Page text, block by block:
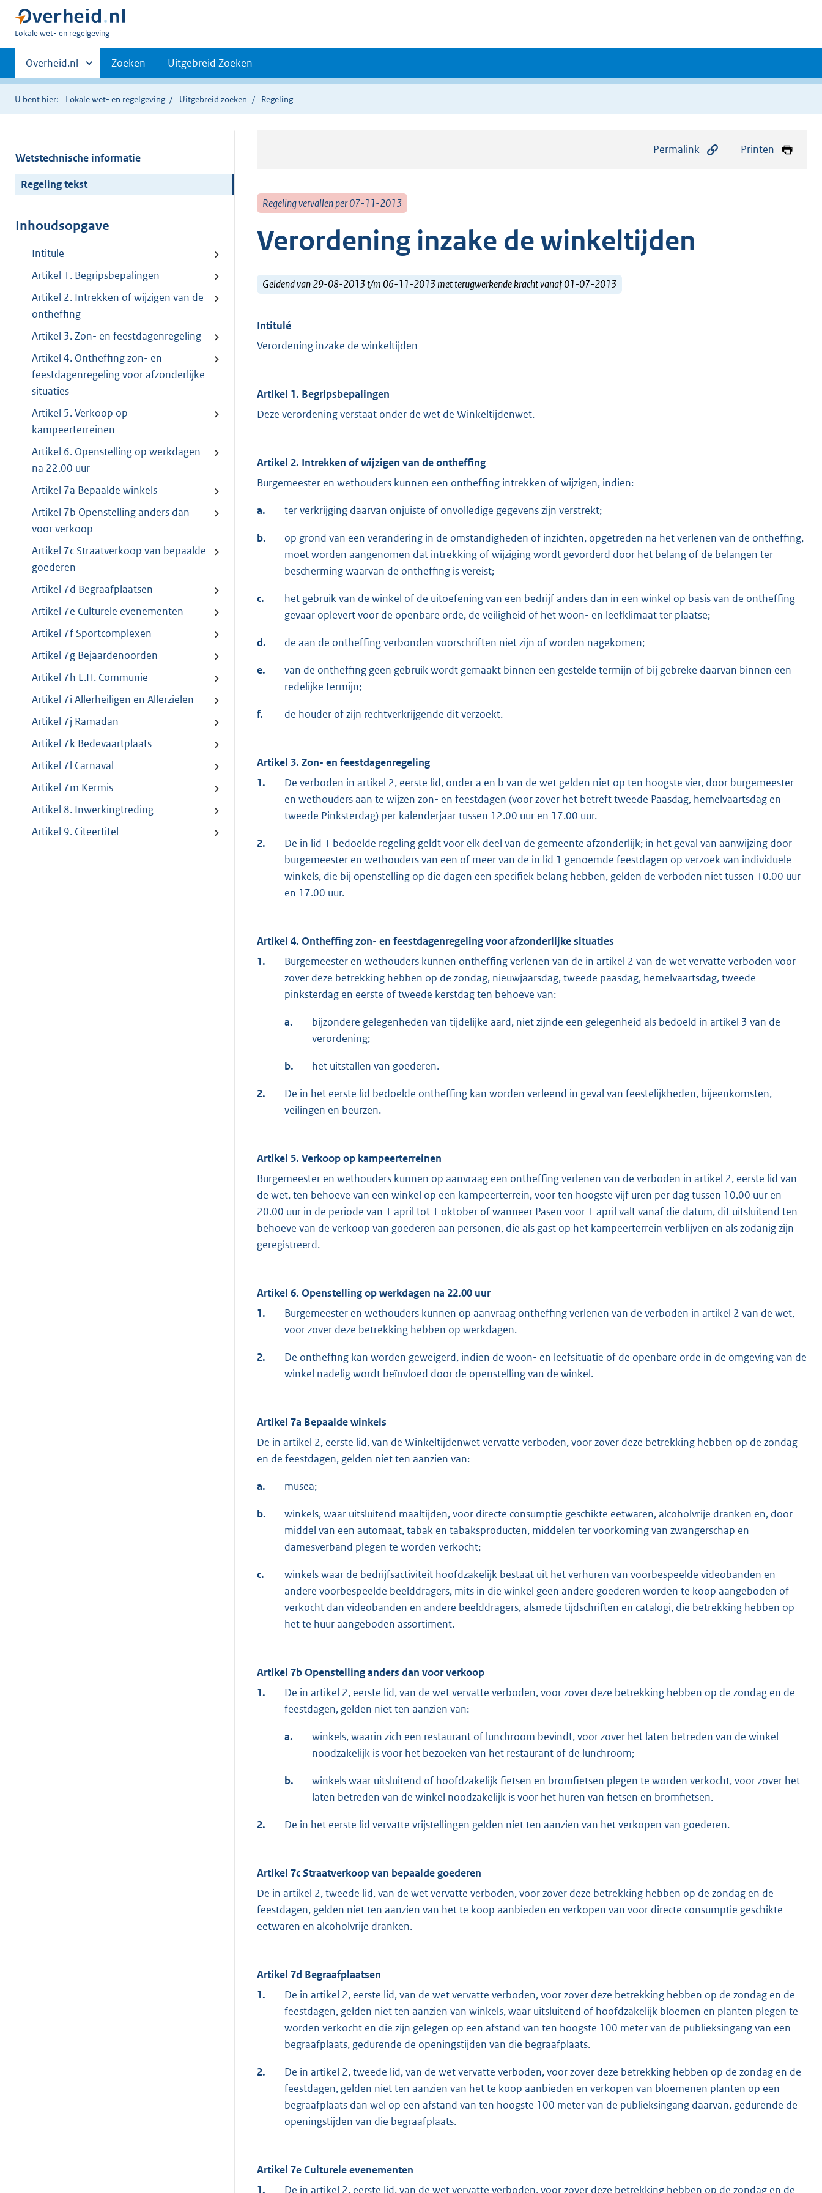
U
hier:
Lokale wet- en regelgeving
Primaire
navigatie
Andere
sites
binnen
Overheid.nl Zoeken Uitgebreid Zoeken
U bent hier: Lokale wet- en regelgeving Uitgebreid zoeken Regeling
Wetstechnische informatie
Regeling tekst
Inhoudsopgave
Intitule
Artikel 1. Begripsbepalingen
Artikel 2. Intrekken of wijzigen van de
ontheffing
Artikel 3. Zon- en feestdagenregeling
Artikel 4. Ontheffing zon- en
feestdagenregeling voor afzonderlijke
situaties
Artikel 5. Verkoop op
kampeerterreinen
Artikel 6. Openstelling op werkdagen
na 22.00 uur
Artikel 7a Bepaalde winkels
Artikel 7b Openstelling anders dan
voor verkoop
Artikel 7c Straatverkoop van bepaalde
goederen
Artikel 7d Begraafplaatsen
Artikel 7e Culturele evenementen
Artikel 7f Sportcomplexen
Artikel 7g Bejaardenoorden
Artikel 7h E.H. Communie
Artikel 7i Allerheiligen en Allerzielen
Artikel 7j Ramadan
Artikel 7k Bedevaartplaats
Artikel 7l Carnaval
Artikel 7m Kermis
Artikel 8. Inwerkingtreding
Artikel 9. Citeertitel
Permalink Printen
Regeling vervallen per 07-11-2013
Verordening inzake de winkeltijden
Geldend van 29-08-2013 t/m 06-11-2013 met terugwerkende kracht vanaf 01-07-2013
Intitulé
Verordening inzake de winkeltijden
Artikel 1. Begripsbepalingen
Deze verordening verstaat onder de wet de Winkeltijdenwet.
Artikel 2. Intrekken of wijzigen van de ontheffing
Burgemeester en wethouders kunnen een ontheffing intrekken of wijzigen, indien:
a. ter verkrijging daarvan onjuiste of onvolledige gegevens zijn verstrekt;
b.
op grond van een verandering in de omstandigheden of inzichten, opgetreden na het verlenen van de ontheffing,
moet worden aangenomen dat intrekking of wijziging wordt gevorderd door het belang of de belangen ter
bescherming waarvan de ontheffing is vereist;
c.
het gebruik van de winkel of de uitoefening van een bedrijf anders dan in een winkel op basis van de ontheffing
gevaar oplevert voor de openbare orde, de veiligheid of het woon- en leefklimaat ter plaatse;
d. de aan de ontheffing verbonden voorschriften niet zijn of worden nagekomen;
e.
van de ontheffing geen gebruik wordt gemaakt binnen een gestelde termijn of bij gebreke daarvan binnen een
redelijke termijn;
f. de houder of zijn rechtverkrijgende dit verzoekt.
Artikel 3. Zon- en feestdagenregeling
1.
De verboden in artikel 2, eerste lid, onder a en b van de wet gelden niet op ten hoogste vier, door burgemeester
en wethouders aan te wijzen zon- en feestdagen (voor zover het betreft tweede Paasdag, hemelvaartsdag en
tweede Pinksterdag) per kalenderjaar tussen 12.00 uur en 17.00 uur.
2.
De in lid 1 bedoelde regeling geldt voor elk deel van de gemeente afzonderlijk; in het geval van aanwijzing door
burgemeester en wethouders van een of meer van de in lid 1 genoemde feestdagen op verzoek van individuele
winkels, die bij openstelling op die dagen een specifiek belang hebben, gelden de verboden niet tussen 10.00 uur
en 17.00 uur.
Artikel 4. Ontheffing zon- en feestdagenregeling voor afzonderlijke situaties
1.
Burgemeester en wethouders kunnen ontheffing verlenen van de in artikel 2 van de wet vervatte verboden voor
zover deze betrekking hebben op de zondag, nieuwjaarsdag, tweede paasdag, hemelvaartsdag, tweede
pinksterdag en eerste of tweede kerstdag ten behoeve van:
a.
bijzondere gelegenheden van tijdelijke aard, niet zijnde een gelegenheid als bedoeld in artikel 3 van de
verordening;
b. het uitstallen van goederen.
2.
De in het eerste lid bedoelde ontheffing kan worden verleend in geval van feestelijkheden, bijeenkomsten,
veilingen en beurzen.
Artikel 5. Verkoop op kampeerterreinen
Burgemeester en wethouders kunnen op aanvraag een ontheffing verlenen van de verboden in artikel 2, eerste lid van
de wet, ten behoeve van een winkel op een kampeerterrein, voor ten hoogste vijf uren per dag tussen 10.00 uur en
20.00 uur in de periode van 1 april tot 1 oktober of wanneer Pasen voor 1 april valt vanaf die datum, dit uitsluitend ten
behoeve van de verkoop van goederen aan personen, die als gast op het kampeerterrein verblijven en als zodanig zijn
geregistreerd.
Artikel 6. Openstelling op werkdagen na 22.00 uur
1.
Burgemeester en wethouders kunnen op aanvraag ontheffing verlenen van de verboden in artikel 2 van de wet,
voor zover deze betrekking hebben op werkdagen.
2.
De ontheffing kan worden geweigerd, indien de woon- en leefsituatie of de openbare orde in de omgeving van de
winkel nadelig wordt beïnvloed door de openstelling van de winkel.
Artikel 7a Bepaalde winkels
De in artikel 2, eerste lid, van de Winkeltijdenwet vervatte verboden, voor zover deze betrekking hebben op de zondag
en de feestdagen, gelden niet ten aanzien van:
a. musea;
b.
winkels, waar uitsluitend maaltijden, voor directe consumptie geschikte eetwaren, alcoholvrije dranken en, door
middel van een automaat, tabak en tabaksproducten, middelen ter voorkoming van zwangerschap en
damesverband plegen te worden verkocht;
c.
winkels waar de bedrijfsactiviteit hoofdzakelijk bestaat uit het verhuren van voorbespeelde videobanden en
andere voorbespeelde beelddragers, mits in die winkel geen andere goederen worden te koop aangeboden of
verkocht dan videobanden en andere beelddragers, alsmede tijdschriften en catalogi, die betrekking hebben op
het te huur aangeboden assortiment.
Artikel 7b Openstelling anders dan voor verkoop
1.
De in artikel 2, eerste lid, van de wet vervatte verboden, voor zover deze betrekking hebben op de zondag en de
feestdagen, gelden niet ten aanzien van:
a.
winkels, waarin zich een restaurant of lunchroom bevindt, voor zover het laten betreden van de winkel
noodzakelijk is voor het bezoeken van het restaurant of de lunchroom;
b.
winkels waar uitsluitend of hoofdzakelijk fietsen en bromfietsen plegen te worden verkocht, voor zover het
laten betreden van de winkel noodzakelijk is voor het huren van fietsen en bromfietsen.
2. De in het eerste lid vervatte vrijstellingen gelden niet ten aanzien van het verkopen van goederen.
Artikel 7c Straatverkoop van bepaalde goederen
De in artikel 2, tweede lid, van de wet vervatte verboden, voor zover deze betrekking hebben op de zondag en de
feestdagen, gelden niet ten aanzien van het te koop aanbieden en verkopen van voor directe consumptie geschikte
eetwaren en alcoholvrije dranken.
Artikel 7d Begraafplaatsen
1.
De in artikel 2, eerste lid, van de wet vervatte verboden, voor zover deze betrekking hebben op de zondag en de
feestdagen, gelden niet ten aanzien van winkels, waar uitsluitend of hoofdzakelijk bloemen en planten plegen te
worden verkocht en die zijn gelegen op een afstand van ten hoogste 100 meter van de publieksingang van een
begraafplaats, gedurende de openingstijden van die begraafplaats.
2.
De in artikel 2, tweede lid, van de wet vervatte verboden, voor zover deze betrekking hebben op de zondag en de
feestdagen, gelden niet ten aanzien van het te koop aanbieden en verkopen van bloemenen planten op een
begraafplaats dan wel op een afstand van ten hoogste 100 meter van de publieksingang daarvan, gedurende de
openingstijden van die begraafplaats.
Artikel 7e Culturele evenementen
1.
De in artikel 2, eerste lid, van de wet vervatte verboden, voor zover deze betrekking hebben op de zondag en de